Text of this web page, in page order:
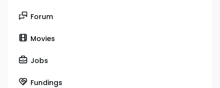
Forum
Movies
Jobs
Fundings